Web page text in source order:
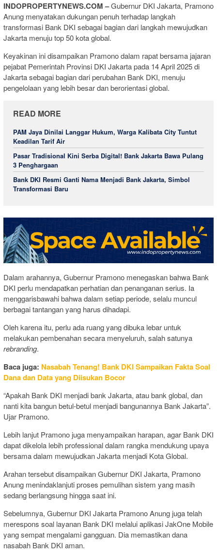
INDOPROPERTYNEWS.COM –Gubernur DKI Jakarta, Pramono
Anung menyatakan dukungan penuh terhadap langkah
transformasi Bank DKI sebagai bagian dari langkah mewujudkan
Jakarta menuju top 50 kota global.
Keyakinan ini disampaikan Pramono dalam rapat bersama jajaran
pejabat Pemerintah Provinsi DKI Jakarta pada 14 April 2025 di
Jakarta sebagai bagian dari perubahan Bank DKI, menuju
pengelolaan yang lebih besar dan berorientasi global.
READ MORE
PAM Jaya Dinilai Langgar Hukum, Warga Kalibata City Tuntut
Keadilan Tarif Air
Pasar Tradisional Kini Serba Digital! Bank Jakarta Bawa Pulang
3 Penghargaan
Bank DKI Resmi Ganti Nama Menjadi Bank Jakarta, Simbol
Transformasi Baru
Dalam arahannya, Gubernur Pramono menegaskan bahwa Bank
DKI perlu mendapatkan perhatian dan penanganan serius. Ia
menggarisbawahi bahwa dalam setiap periode, selalu muncul
berbagai tantangan yang harus dihadapi.
Oleh karena itu, perlu ada ruang yang dibuka lebar untuk
melakukan pembenahan secara menyeluruh, salah satunya
rebranding.
Baca juga: Nasabah Tenang! Bank DKI Sampaikan Fakta Soal
Dana dan Data yang Diisukan Bocor
“Apakah Bank DKI menjadi bank Jakarta, atau bank global, dan
nanti kita bangun betul-betul menjadi bangunannya Bank Jakarta”.
Ujar Pramono.
Lebih lanjut Pramono juga menyampaikan harapan, agar Bank DKI
dapat dikelola lebih professional dalam rangka mendukung upaya
bersama dalam mewujudkan Jakarta menjadi Kota Global.
Arahan tersebut disampaikan Gubernur DKI Jakarta, Pramono
Anung menindaklanjuti proses pemulihan sistem yang masih
sedang berlangsung hingga saat ini.
Sebelumnya, Gubernur DKI Jakarta Pramono Anung juga telah
merespons soal layanan Bank DKI melalui aplikasi JakOne Mobile
yang sempat mengalami gangguan. Dia memastikan dana
nasabah Bank DKI aman.